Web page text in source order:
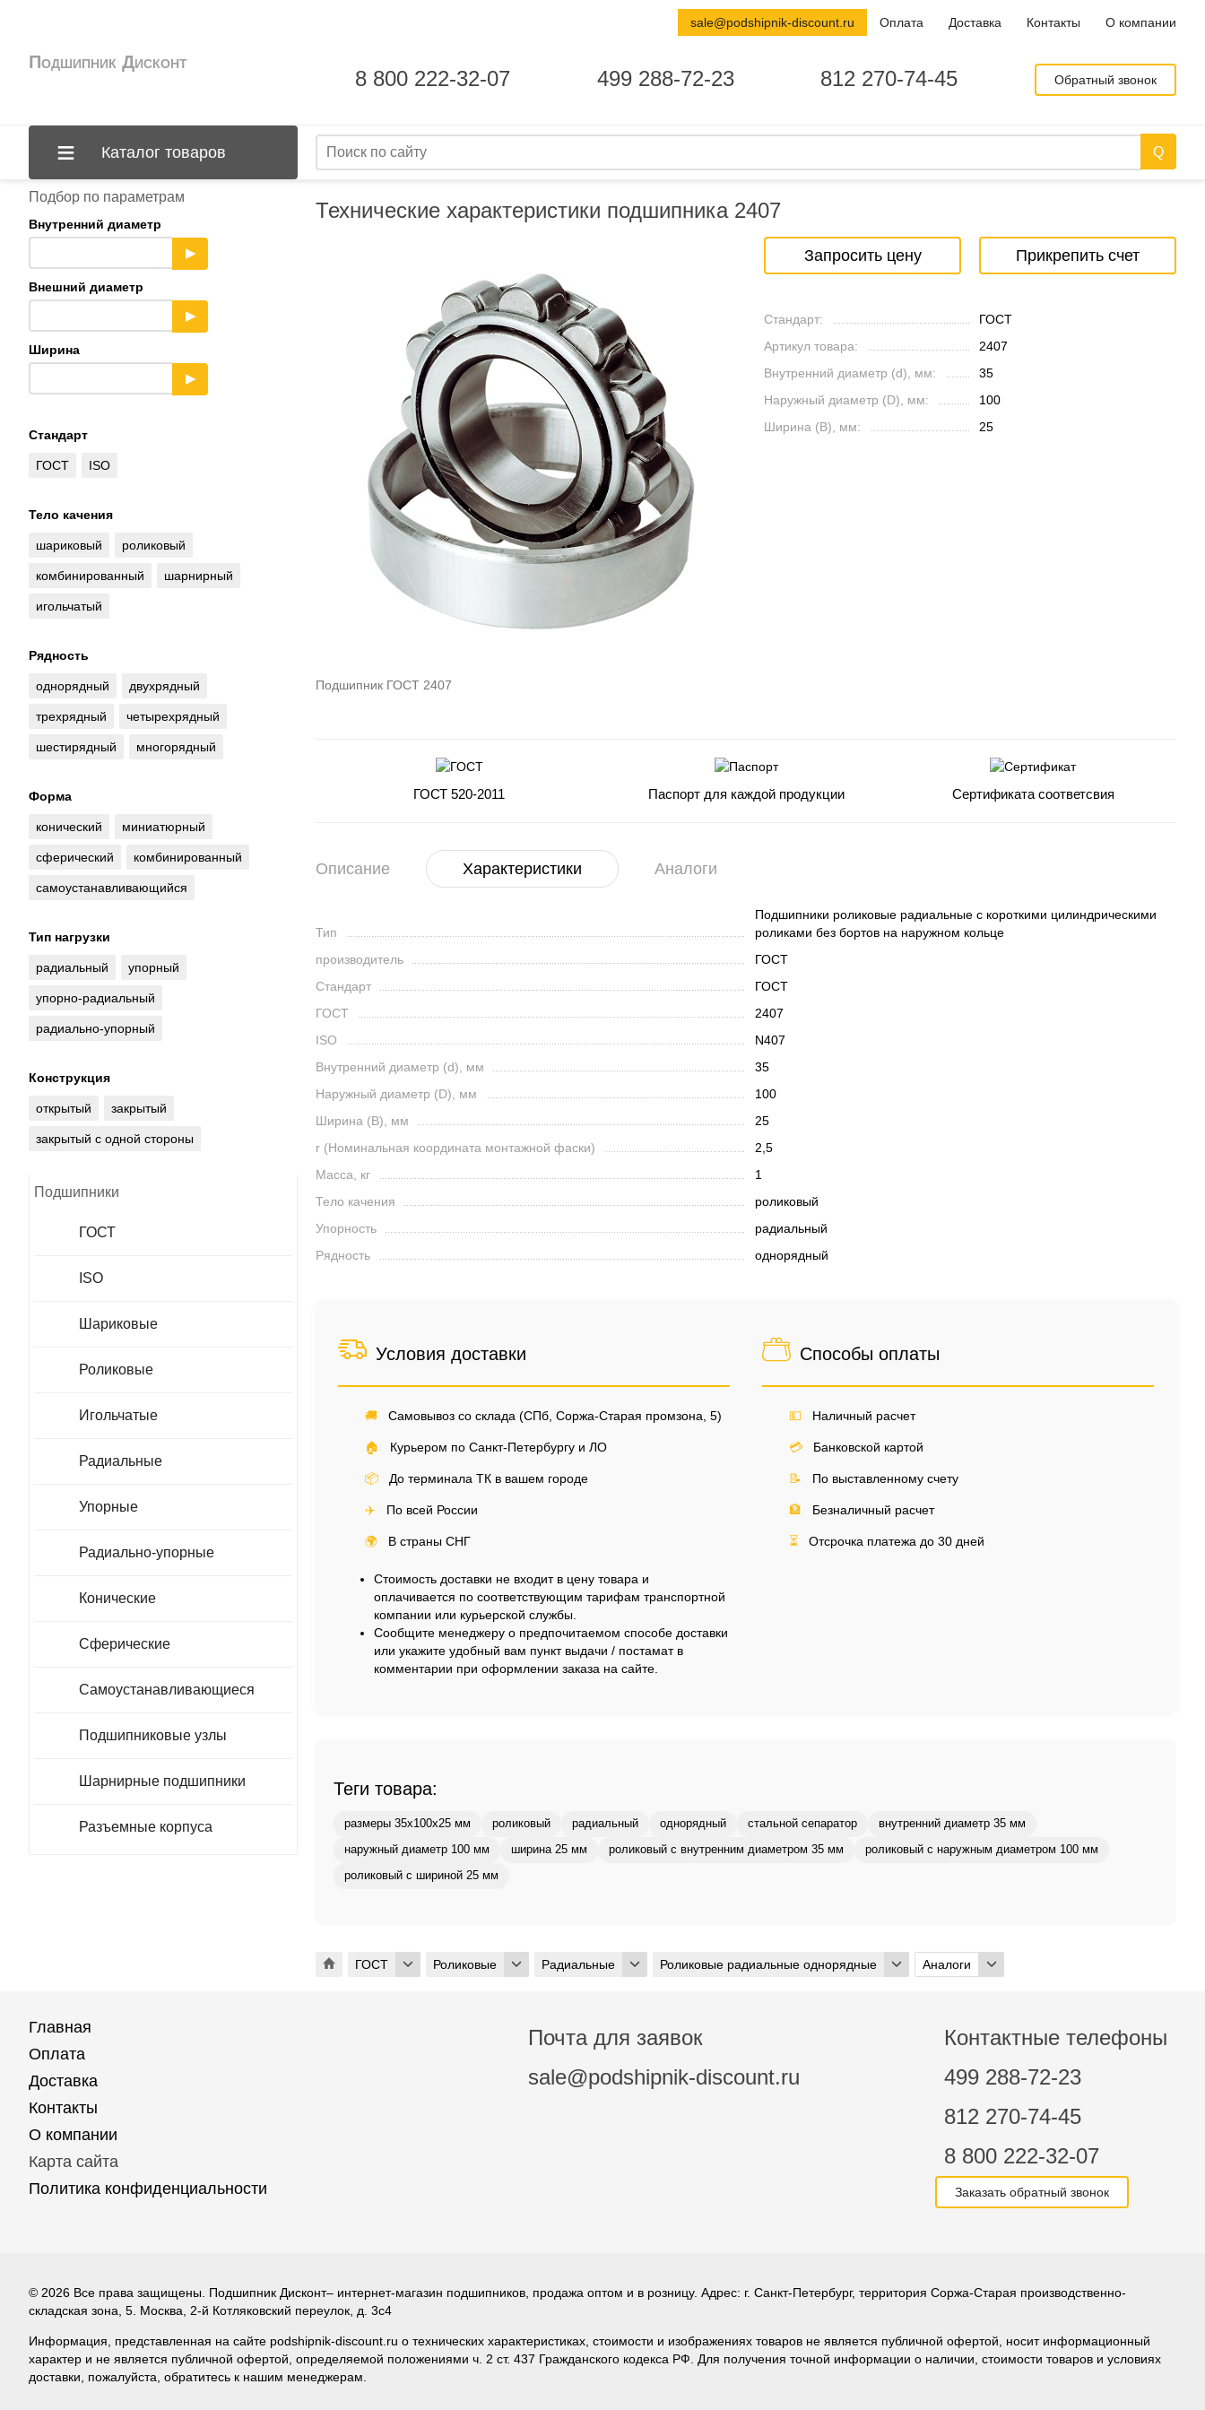
Технические характеристики подшипника 2407
Подшипник ГОСТ 2407
Запросить цену Прикрепить счет
Стандарт:
ГОСТ
Артикул товара:
2407
Внутренний диаметр (d), мм:
35
Наружный диаметр (D), мм:
100
Ширина (B), мм:
25
ГОСТ 520-2011 Паспорт для каждой продукции Сертификата соответсвия
Описание Характеристики Аналоги
Тип
Подшипники роликовые радиальные с короткими цилиндрическими
роликами без бортов на наружном кольце
производитель
ГОСТ
Стандарт
ГОСТ
ГОСТ
2407
ISO
N407
Внутренний диаметр (d), мм
35
Наружный диаметр (D), мм
100
Ширина (B), мм
25
r (Номинальная координата монтажной фаски)
2,5
Масса, кг
1
Тело качения
роликовый
Упорность
радиальный
Рядность
однорядный
Условия доставки
🚚 Самовывоз со склада (СПб, Соржа-Старая промзона, 5)
🏠 Курьером по Санкт-Петербургу и ЛО
📦 До терминала ТК в вашем городе
✈️ По всей России
🌍 В страны СНГ
Стоимость доставки не входит в цену товара и
оплачивается по соответствующим тарифам транспортной
компании или курьерской службы.
Сообщите менеджеру о предпочитаемом способе доставки
или укажите удобный вам пункт выдачи / постамат в
комментарии при оформлении заказа на сайте.
Способы оплаты
💵 Наличный расчет
💳 Банковской картой
📝 По выставленному счету
🏦 Безналичный расчет
⏳ Отсрочка платежа до 30 дней
Теги товара:
размеры 35x100x25 мм роликовый радиальный однорядный стальной сепаратор внутренний диаметр 35 мм
наружный диаметр 100 мм ширина 25 мм роликовый с внутренним диаметром 35 мм роликовый с наружным диаметром 100 мм
роликовый с шириной 25 мм
ГОСТ Роликовые Радиальные Роликовые радиальные однорядные Аналоги
Подбор по параметрам
Внутренний диаметр
▶
Внешний диаметр
▶
Ширина
▶
Стандарт
ГОСТ ISO
Тело качения
шариковый роликовый
комбинированный шарнирный
игольчатый
Рядность
однорядный двухрядный
трехрядный четырехрядный
шестирядный многорядный
Форма
конический миниатюрный
сферический комбинированный
самоустанавливающийся
Тип нагрузки
радиальный упорный
упорно-радиальный
радиально-упорный
Конструкция
открытый закрытый
закрытый с одной стороны
Подшипники
ГОСТ
ISO
Шариковые
Роликовые
Игольчатые
Радиальные
Упорные
Радиально-упорные
Конические
Сферические
Самоустанавливающиеся
Подшипниковые узлы
Шарнирные подшипники
Разъемные корпуса
Подшипник Дисконт
8 800 222-32-07 499 288-72-23 812 270-74-45 Обратный звонок
sale@podshipnik-discount.ru Оплата Доставка Контакты О компании
Каталог товаров
Главная
Оплата
Доставка
Контакты
О компании
Карта сайта
Политика конфиденциальности
Почта для заявок
sale@podshipnik-discount.ru
Контактные телефоны
499 288-72-23
812 270-74-45
8 800 222-32-07
Заказать обратный звонок
© 2026 Все права защищены. Подшипник Дисконт– интернет-магазин подшипников, продажа оптом и в розницу. Адрес: г. Санкт-Петербург, территория Соржа-Старая производственно-
складская зона, 5. Москва, 2-й Котляковский переулок, д. 3с4
Информация, представленная на сайте podshipnik-discount.ru о технических характеристиках, стоимости и изображениях товаров не является публичной офертой, носит информационный
характер и не является публичной офертой, определяемой положениями ч. 2 ст. 437 Гражданского кодекса РФ. Для получения точной информации о наличии, стоимости товаров и условиях
доставки, пожалуйста, обратитесь к нашим менеджерам.